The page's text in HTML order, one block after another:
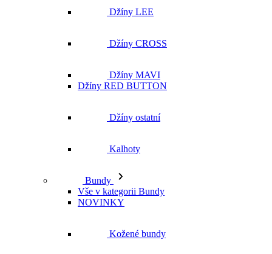
Džíny LEE
Džíny CROSS
Džíny MAVI
Džíny RED BUTTON
Džíny ostatní
Kalhoty
Bundy
Vše v kategorii Bundy
NOVINKY
Kožené bundy